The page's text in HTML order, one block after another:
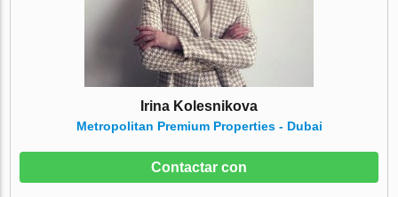
Irina Kolesnikova
Metropolitan Premium Properties - Dubai
Contactar con